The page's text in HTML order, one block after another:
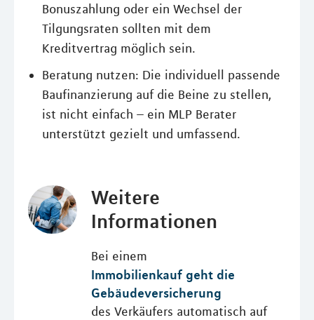
Bonuszahlung oder ein Wechsel der
Tilgungsraten sollten mit dem
Kreditvertrag möglich sein.
Beratung nutzen: Die individuell passende
Baufinanzierung auf die Beine zu stellen,
ist nicht einfach – ein MLP Berater
unterstützt gezielt und umfassend.
Weitere
Informationen
Bei einem
Immobilienkauf geht die
Gebäudeversicherung
des Verkäufers automatisch auf